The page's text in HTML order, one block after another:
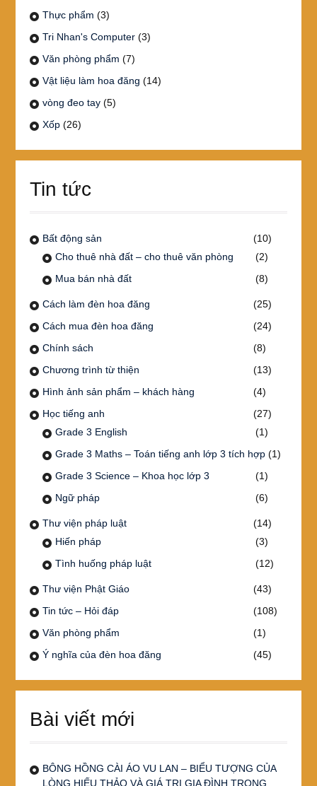
Thực phẩm (3)
Tri Nhan's Computer (3)
Văn phòng phẩm (7)
Vật liệu làm hoa đăng (14)
vòng đeo tay (5)
Xốp (26)
Tin tức
Bất động sản
(10)
Cho thuê nhà đất – cho thuê văn phòng
(2)
Mua bán nhà đất
(8)
Cách làm đèn hoa đăng
(25)
Cách mua đèn hoa đăng
(24)
Chính sách
(8)
Chương trình từ thiện
(13)
Hình ảnh sản phẩm – khách hàng
(4)
Học tiếng anh
(27)
Grade 3 English
(1)
Grade 3 Maths – Toán tiếng anh lớp 3 tích hợp(1)
Grade 3 Science – Khoa học lớp 3
(1)
Ngữ pháp
(6)
Thư viện pháp luật
(14)
Hiến pháp
(3)
Tình huống pháp luật
(12)
Thư viện Phật Giáo
(43)
Tin tức – Hỏi đáp
(108)
Văn phòng phẩm
(1)
Ý nghĩa của đèn hoa đăng
(45)
Bài viết mới
BÔNG HỒNG CÀI ÁO VU LAN – BIỂU TƯỢNG CỦA
LÒNG HIẾU THẢO VÀ GIÁ TRỊ GIA ĐÌNH TRONG